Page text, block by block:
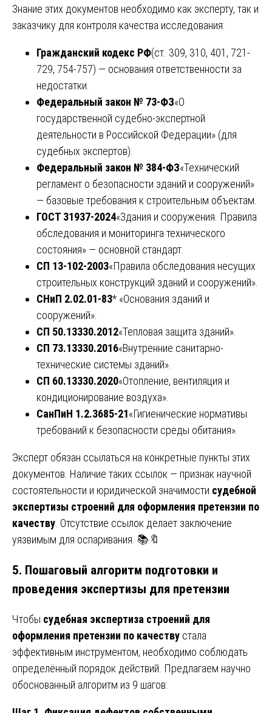
Знание этих документов необходимо как эксперту, так и
заказчику для контроля качества исследования:
Гражданский кодекс РФ(ст. 309, 310, 401, 721-
729, 754-757) — основания ответственности за
недостатки.
Федеральный закон № 73-ФЗ«О
государственной судебно-экспертной
деятельности в Российской Федерации» (для
судебных экспертов).
Федеральный закон № 384-ФЗ«Технический
регламент о безопасности зданий и сооружений»
— базовые требования к строительным объектам.
ГОСТ 31937-2024«Здания и сооружения. Правила
обследования и мониторинга технического
состояния» — основной стандарт.
СП 13-102-2003«Правила обследования несущих
строительных конструкций зданий и сооружений».
СНиП 2.02.01-83* «Основания зданий и
сооружений».
СП 50.13330.2012«Тепловая защита зданий».
СП 73.13330.2016«Внутренние санитарно-
технические системы зданий».
СП 60.13330.2020«Отопление, вентиляция и
кондиционирование воздуха».
СанПиН 1.2.3685-21«Гигиенические нормативы
требований к безопасности среды обитания».
Эксперт обязан ссылаться на конкретные пункты этих
документов. Наличие таких ссылок — признак научной
состоятельности и юридической значимости судебной
экспертизы строений для оформления претензии по
качеству. Отсутствие ссылок делает заключение
уязвимым для оспаривания. 📚🔖
5. Пошаговый алгоритм подготовки и
проведения экспертизы для претензии
Чтобы судебная экспертиза строений для
оформления претензии по качеству стала
эффективным инструментом, необходимо соблюдать
определённый порядок действий. Предлагаем научно
обоснованный алгоритм из 9 шагов: